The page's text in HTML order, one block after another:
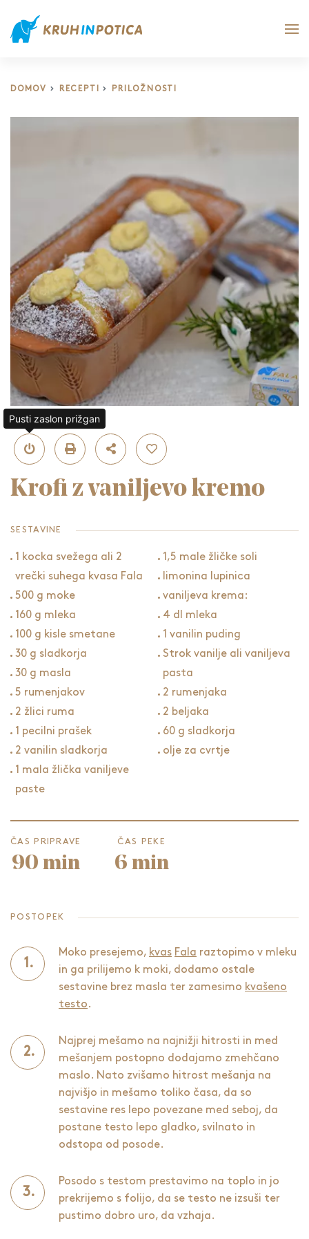
DOMOV RECEPTI PRILOŽNOSTI
Krofi z vaniljevo kremo
SESTAVINE
1 kocka svežega ali 2
vrečki suhega kvasa Fala
500 g moke
160 g mleka
100 g kisle smetane
30 g sladkorja
30 g masla
5 rumenjakov
2 žlici ruma
1 pecilni prašek
2 vanilin sladkorja
1 mala žlička vaniljeve
paste
1,5 male žličke soli
limonina lupinica
vaniljeva krema:
4 dl mleka
1 vanilin puding
Strok vanilje ali vaniljeva
pasta
2 rumenjaka
2 beljaka
60 g sladkorja
olje za cvrtje
ČAS PRIPRAVE
90 min
ČAS PEKE
6 min
POSTOPEK
Moko presejemo, kvas Fala raztopimo v mleku
in ga prilijemo k moki, dodamo ostale
sestavine brez masla ter zamesimo kvašeno
testo .
Najprej mešamo na najnižji hitrosti in med
mešanjem postopno dodajamo zmehčano
maslo. Nato zvišamo hitrost mešanja na
najvišjo in mešamo toliko časa, da so
sestavine res lepo povezane med seboj, da
postane testo lepo gladko, svilnato in
odstopa od posode.
Posodo s testom prestavimo na toplo in jo
prekrijemo s folijo, da se testo ne izsuši ter
pustimo dobro uro, da vzhaja.
Pusti zaslon prižgan